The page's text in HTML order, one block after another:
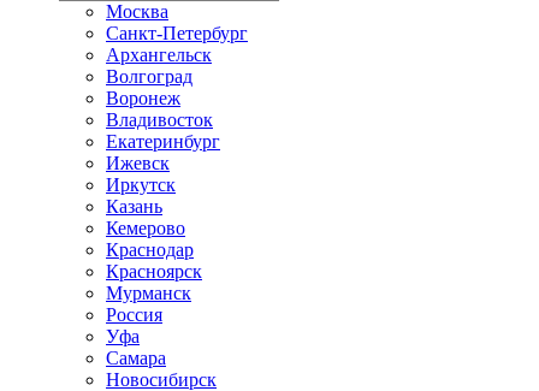
Москва
Санкт-Петербург
Архангельск
Волгоград
Воронеж
Владивосток
Екатеринбург
Ижевск
Иркутск
Казань
Кемерово
Краснодар
Красноярск
Мурманск
Россия
Уфа
Самара
Новосибирск